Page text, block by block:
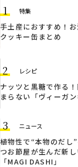
1 特集
手土産におすすめ！
クッキー缶まとめ
2 レシピ
ナッツと黒糖で作る
まらない「ヴィーガン
3 ニュース
植物性で“本物のだし
つお節屋が生んだ新
「MAGI DASHI」